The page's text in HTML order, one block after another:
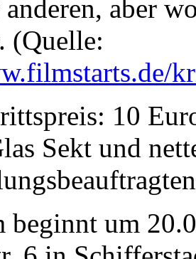
anderen, aber
(Quelle:
10
Sekt und
um